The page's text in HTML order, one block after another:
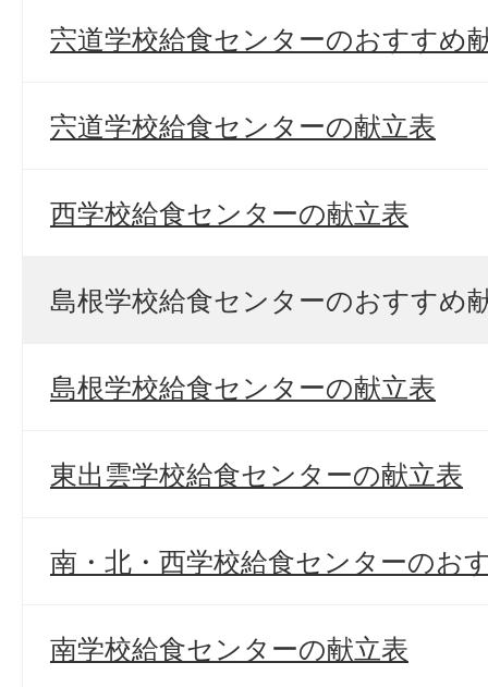
宍道学校給食センターのおすすめ
宍道学校給食センターの献立表
西学校給食センターの献立表
島根学校給食センターのおすすめ
島根学校給食センターの献立表
東出雲学校給食センターの献立表
南・北・西学校給食センターのお
南学校給食センターの献立表